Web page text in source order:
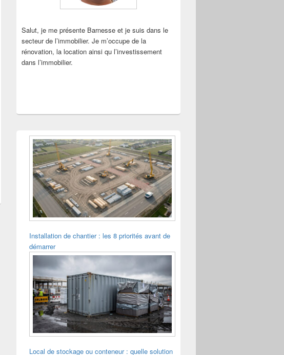
Salut, je me présente Barnesse et je suis dans le
secteur de l’immobilier. Je m’occupe de la
rénovation, la location ainsi qu l’investissement
dans l’immobilier.
Installation de chantier : les 8 priorités avant de
démarrer
Local de stockage ou conteneur : quelle solution